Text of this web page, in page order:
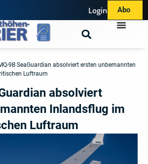
Login Abo
9B SeaGuardian absolviert ersten unbemannten
Luftraum
absolviert
Inlandsflug im
Luftraum